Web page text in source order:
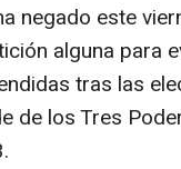
negado este
alguna para
tras las
de los Tres